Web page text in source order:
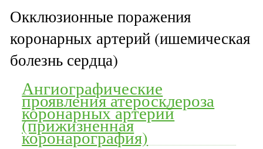
Окклюзионные поражения
коронарных артерий (ишемическая
болезнь сердца)
Ангиографические
проявления атеросклероза
коронарных артерий
(прижизненная
коронарография)